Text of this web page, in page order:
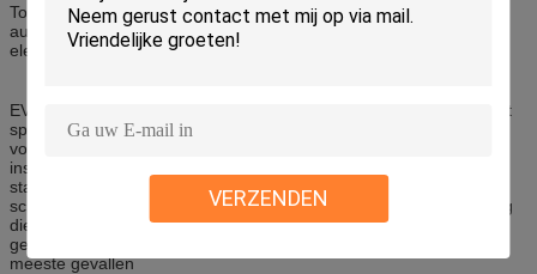
VERZENDEN
Toepassingen van het trillings de testende systeem:
automobiel, elektronika, ruimte, schip, telecommunicatie, opto-
elektronica, instrument enz.
EV de reeks van elektromagnetisch trillings testend systeem wordt
speciaal ontworpen om aan de behoefte aan oude verrichting te
voldoen. De verticale en horizontale trillingen kunnen door de
installatie van trillings bestand basis worden bereikt. Het
standaardplatform is uitgerust met het apparaat van de de
schokisolatie van het hoog rendementluchtkussen, zodat de trilling
die aan het gebouw wordt overgebracht kan worden
geminimaliseerd. Er is geen behoefte aan extra stichting in de
meeste gevallen